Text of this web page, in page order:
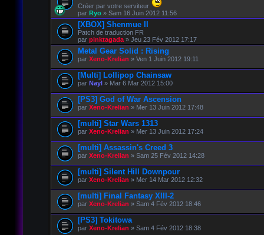
Créer par votre serviteur
par Ryo» Sam 16 Juin 2012 11:56
[XBOX] Shenmue II
Patch de traduction FR
par pinktagada» Jeu 23 Fév 2012 17:17
Metal Gear Solid : Rising
par Xeno-Krelian » Ven 1 Juin 2012 19:11
[Multi] Lollipop Chainsaw
par Nayl» Mar 6 Mar 2012 15:00
[PS3] God of War Ascension
par Xeno-Krelian » Mer 13 Juin 2012 17:48
[multi] Star Wars 1313
par Xeno-Krelian » Mer 13 Juin 2012 17:24
[multi] Assassin's Creed 3
par Xeno-Krelian » Sam 25 Fév 2012 14:28
[multi] Silent Hill Downpour
par Xeno-Krelian » Mer 14 Mar 2012 12:32
[multi] Final Fantasy XIII-2
par Xeno-Krelian » Sam 4 Fév 2012 18:46
[PS3] Tokitowa
par Xeno-Krelian » Sam 4 Fév 2012 18:38